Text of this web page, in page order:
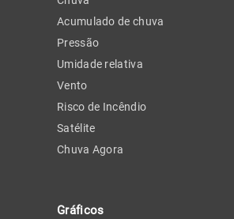
Acumulado de chuva
Pressão
Umidade relativa
Vento
Risco de Incêndio
Satélite
Chuva Agora
Gráficos